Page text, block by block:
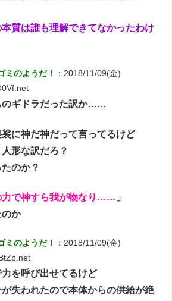
質は誰も理解できてなかったわけ
ミのようだ！
：2018/11/09(金)
のギドラだった訳か……
に神だ神だって言ってるけど
形な訳だろ？
のか？
力で神すら我が物なり…… 」
のか
ミのようだ！
：2018/11/09(金)
を呼び出せてるけど
失われたので本体からの供給が絶